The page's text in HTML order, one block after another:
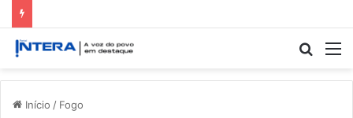
Início / Fogo